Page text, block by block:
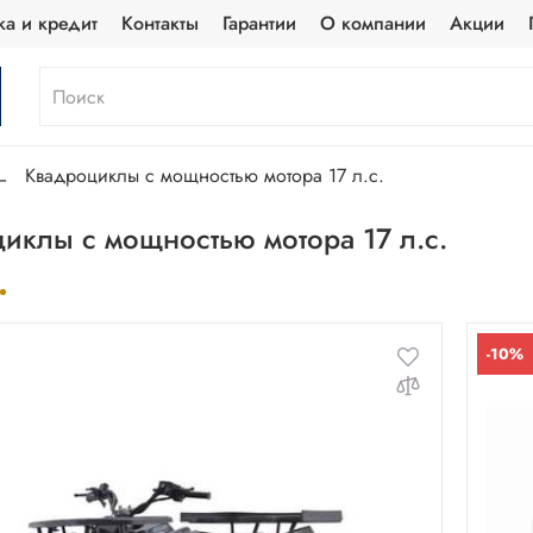
и кредит Контакты Гарантии О компании Акции
Квадроциклы с мощностью мотора 17 л.с.
с мощностью мотора 17 л.с.
-10%